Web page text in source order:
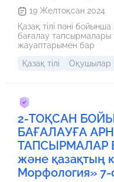
19 Желтоқсан 2024
Қазақ тілі пәні
бағалау тапсырмалары 7-
жауаптарымен бар
Қазақ тілі
Оқушылар
2-ТОҚСАН
БАҒАЛАУҒА
ТАПСЫРМАЛАР
және қазақтың
Морфология»